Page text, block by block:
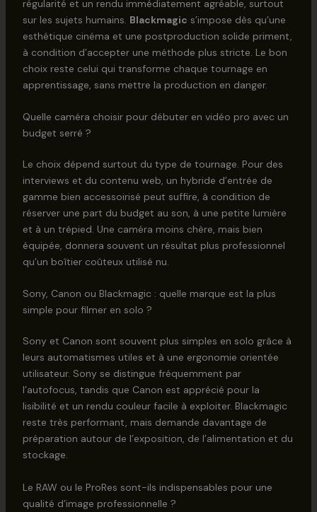
régularité et un rendu immédiatement agréable, surtout
sur les sujets humains. Blackmagic s’impose dès qu’une
esthétique cinéma et une postproduction solide priment,
à condition d’accepter une méthode plus stricte. Le bon
choix reste celui qui transforme chaque tournage en
apprentissage, sans mettre la production en danger.
Quelle caméra choisir pour débuter en vidéo pro avec un
budget serré ?
Le choix dépend surtout du type de tournage. Pour des
interviews et du contenu web, un hybride d’entrée de
gamme bien accessoirisé peut suffire, à condition de
réserver une part du budget au son, à une petite lumière
et à un trépied. Une caméra moins chère, mais bien
équipée, donnera souvent un résultat plus professionnel
qu’un boîtier coûteux utilisé nu.
Sony, Canon ou Blackmagic : quelle marque est la plus
simple pour filmer en solo ?
Sony et Canon sont souvent plus simples en solo grâce à
leurs automatismes utiles et à une ergonomie orientée
utilisateur. Sony se distingue fréquemment par
l’autofocus, tandis que Canon est apprécié pour la
lisibilité et un rendu couleur facile à exploiter. Blackmagic
reste très performant, mais demande davantage de
préparation autour de l’exposition, de l’alimentation et du
stockage.
Le RAW ou le ProRes sont-ils indispensables pour une
qualité d’image professionnelle ?